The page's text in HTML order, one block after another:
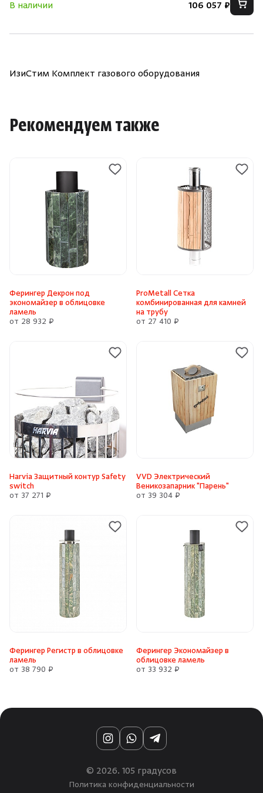
В наличии
106 057 ₽
ИзиСтим Комплект газового оборудования
Рекомендуем также
Ферингер Декрон под
экономайзер в облицовке
ламель
от 28 932 ₽
ProMetall Сетка
комбинированная для камней
на трубу
от 27 410 ₽
Harvia Защитный контур Safety
switch
от 37 271 ₽
VVD Электрический
Веникозапарник "Парень"
от 39 304 ₽
Ферингер Регистр в облицовке
ламель
от 38 790 ₽
Ферингер Экономайзер в
облицовке ламель
от 33 932 ₽
InstagramWhatsAppTelegram
© 2026. 105 градусов
Политика конфиденциальности